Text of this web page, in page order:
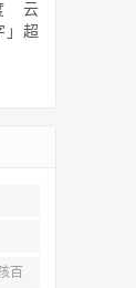
云
」超
百